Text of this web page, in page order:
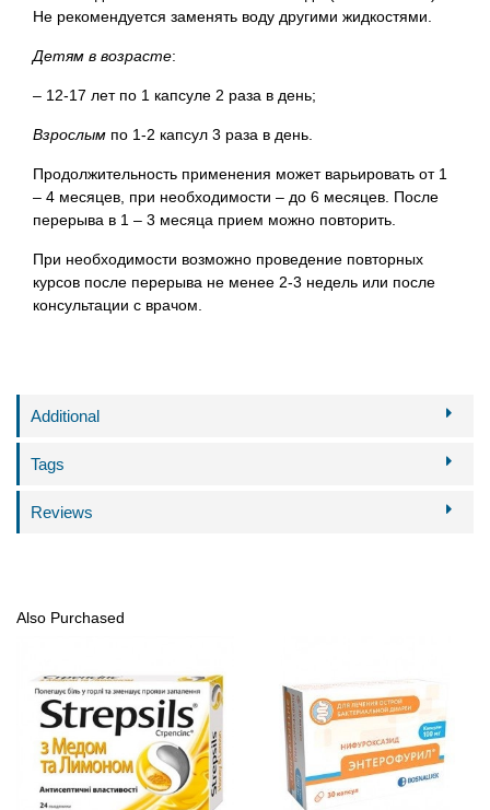
Не рекомендуется заменять воду другими жидкостями.
Детям в возрасте:
– 12-17 лет по 1 капсуле 2 раза в день;
Взрослым по 1-2 капсул 3 раза в день.
Продолжительность применения может варьировать от 1
– 4 месяцев, при необходимости – до 6 месяцев. После
перерыва в 1 – 3 месяца прием можно повторить.
При необходимости возможно проведение повторных
курсов после перерыва не менее 2-3 недель или после
консультации с врачом.
Additional
Tags
Reviews
Also Purchased